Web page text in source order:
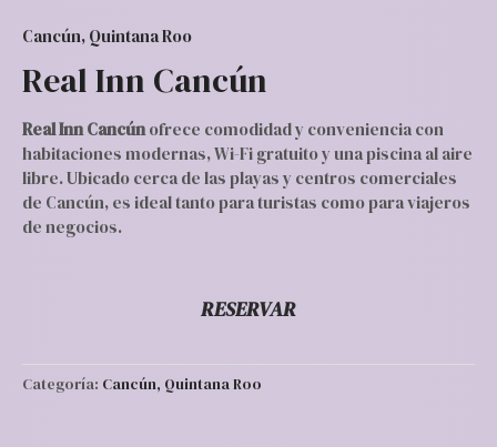
Cancún, Quintana Roo
Real Inn Cancún
Real Inn Cancúnofrece comodidad y conveniencia con
habitaciones modernas, Wi-Fi gratuito y una piscina al aire
libre. Ubicado cerca de las playas y centros comerciales
de Cancún, es ideal tanto para turistas como para viajeros
de negocios.
RESERVAR
Categoría: Cancún, Quintana Roo